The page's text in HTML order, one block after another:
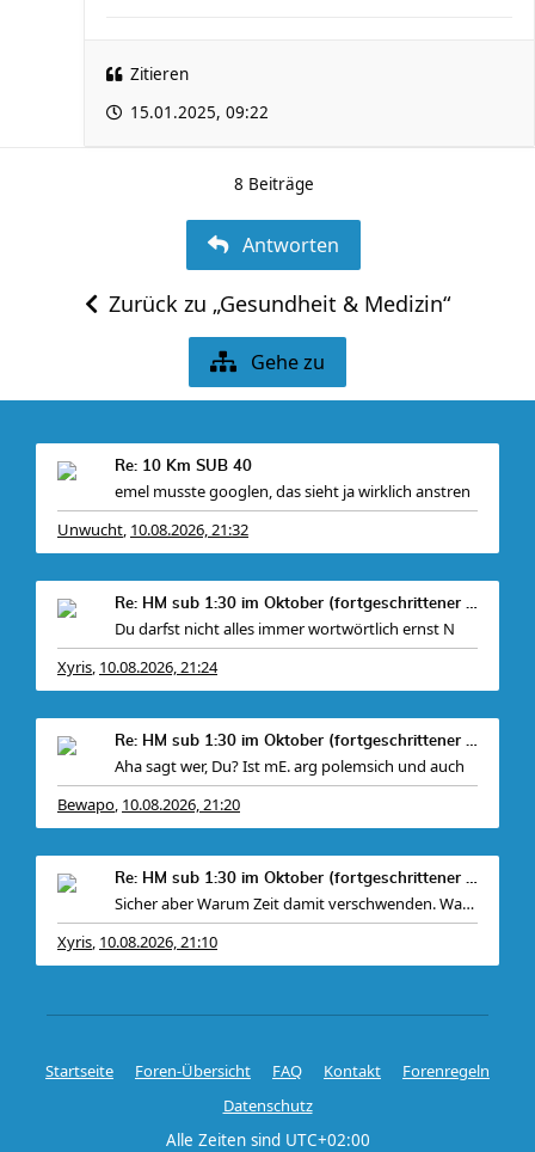
Zitieren
15.01.2025, 09:22
8 Beiträge
Antworten
Zurück zu „Gesundheit & Medizin“
Gehe zu
Re: 10 Km SUB 40
emel musste googlen, das sieht ja wirklich anstren
Unwucht, 10.08.2026, 21:32
Re: HM sub 1:30 im Oktober (fortgeschrittener Anfä
Du darfst nicht alles immer wortwörtlich ernst N
Xyris, 10.08.2026, 21:24
Re: HM sub 1:30 im Oktober (fortgeschrittener Anfä
Aha sagt wer, Du? Ist mE. arg polemsich und auch
Bewapo, 10.08.2026, 21:20
Re: HM sub 1:30 im Oktober (fortgeschrittener Anfä
Sicher aber Warum Zeit damit verschwenden. Was s
Xyris, 10.08.2026, 21:10
Startseite Foren-Übersicht FAQ Kontakt
Forenregeln
Datenschutz
Alle Zeiten sind UTC+02:00